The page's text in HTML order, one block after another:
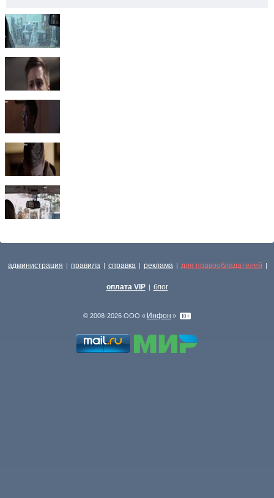
администрация | правила | справка | реклама | для правообладателей |
оплата VIP | блог
© 2008-2026 ООО « Инфон »